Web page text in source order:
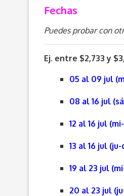
Fechas
Puedes probar con
Ej. entre $2,733 y
05 al 09 jul
08 al 16 jul
12 al 16 jul
13 al 16 jul (ju-
19 al 23 jul
20 al 23 jul